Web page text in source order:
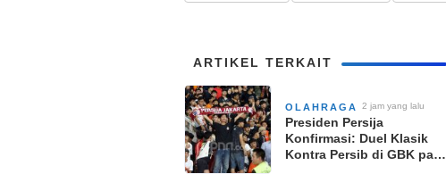
ARTIKEL TERKAIT
OLAHRAGA 2 jam yang lalu
Presiden Persija
Konfirmasi: Duel Klasik
Kontra Persib di GBK pada